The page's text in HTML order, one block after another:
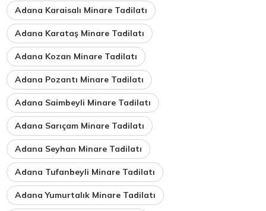
Adana Karaisalı Minare Tadilatı
Adana Karataş Minare Tadilatı
Adana Kozan Minare Tadilatı
Adana Pozantı Minare Tadilatı
Adana Saimbeyli Minare Tadilatı
Adana Sarıçam Minare Tadilatı
Adana Seyhan Minare Tadilatı
Adana Tufanbeyli Minare Tadilatı
Adana Yumurtalık Minare Tadilatı